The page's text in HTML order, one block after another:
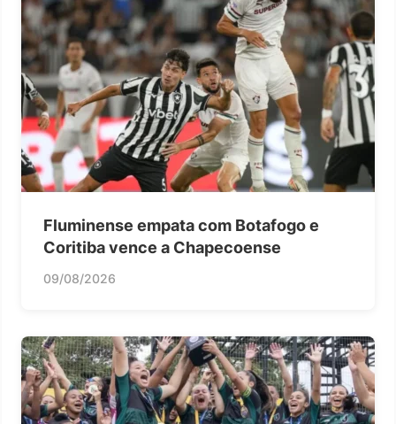
Fluminense empata com Botafogo e
Coritiba vence a Chapecoense
09/08/2026